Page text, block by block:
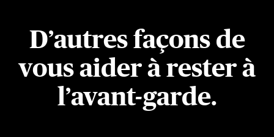
D’autres façons de
vous aider à rester à
l’avant-garde.